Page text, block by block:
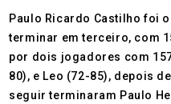
Paulo Ricardo Castilho foi
terminar em terceiro, com
por dois jogadores com
80), e Leo (72-85), depois
seguir terminaram Paulo